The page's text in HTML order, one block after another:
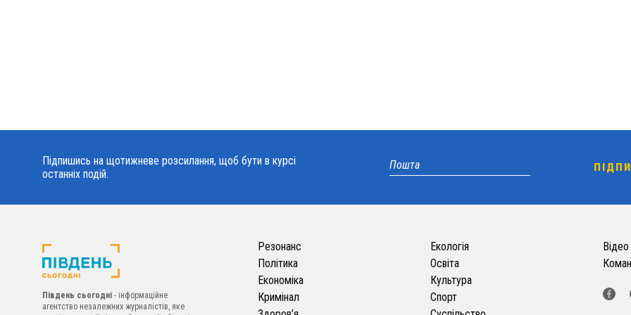
Підпишись на щотижневе розсилання, щоб бути в курсі
останніх подій.
Південь сьогодні - інформаційне
агентство незалежних журналістів, яке
Резонанс
Політика
Економіка
Кримінал
Екологія
Освіта
Культура
Спорт
Відео